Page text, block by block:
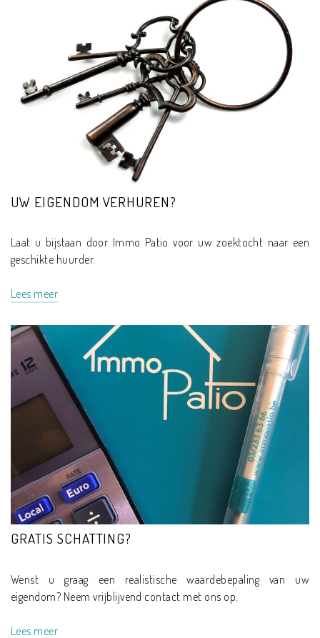
UW EIGENDOM VERHUREN?
Laat u bijstaan door Immo Patio voor uw zoektocht naar een
geschikte huurder.
Lees meer
GRATIS SCHATTING?
Wenst u graag een realistische waardebepaling van uw
eigendom? Neem vrijblijvend contact met ons op.
Lees meer